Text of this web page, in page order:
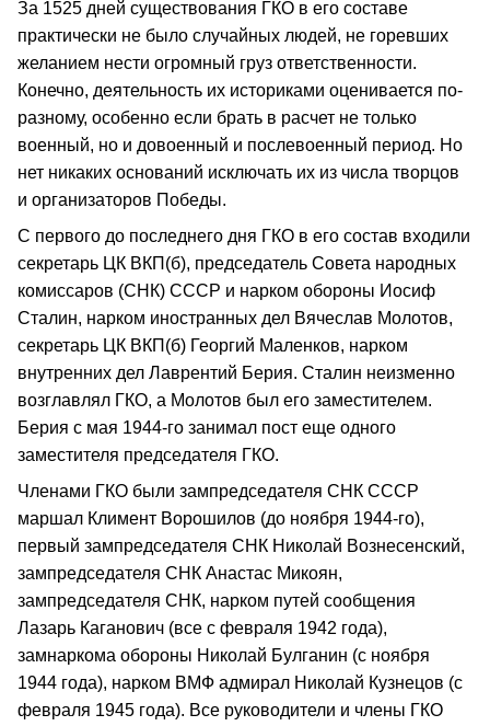
За 1525 дней существования ГКО в его составе
практически не было случайных людей, не горевших
желанием нести огромный груз ответственности.
Конечно, деятельность их историками оценивается по-
разному, особенно если брать в расчет не только
военный, но и довоенный и послевоенный период. Но
нет никаких оснований исключать их из числа творцов
и организаторов Победы.
С первого до последнего дня ГКО в его состав входили
секретарь ЦК ВКП(б), председатель Совета народных
комиссаров (СНК) СССР и нарком обороны Иосиф
Сталин, нарком иностранных дел Вячеслав Молотов,
секретарь ЦК ВКП(б) Георгий Маленков, нарком
внутренних дел Лаврентий Берия. Сталин неизменно
возглавлял ГКО, а Молотов был его заместителем.
Берия с мая 1944-го занимал пост еще одного
заместителя председателя ГКО.
Членами ГКО были зампредседателя СНК СССР
маршал Климент Ворошилов (до ноября 1944-го),
первый зампредседателя СНК Николай Вознесенский,
зампредседателя СНК Анастас Микоян,
зампредседателя СНК, нарком путей сообщения
Лазарь Каганович (все с февраля 1942 года),
замнаркома обороны Николай Булганин (с ноября
1944 года), нарком ВМФ адмирал Николай Кузнецов (с
февраля 1945 года). Все руководители и члены ГКО